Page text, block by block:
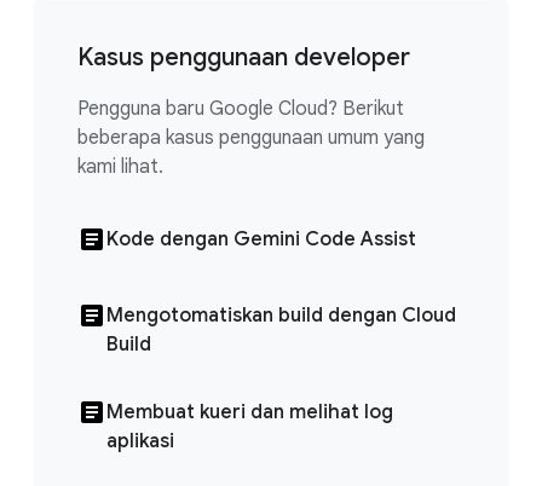
Kasus penggunaan developer
Pengguna baru Google Cloud? Berikut
beberapa kasus penggunaan umum yang
kami lihat.
Kode dengan Gemini Code Assist
Mengotomatiskan build dengan Cloud
Build
Membuat kueri dan melihat log
aplikasi